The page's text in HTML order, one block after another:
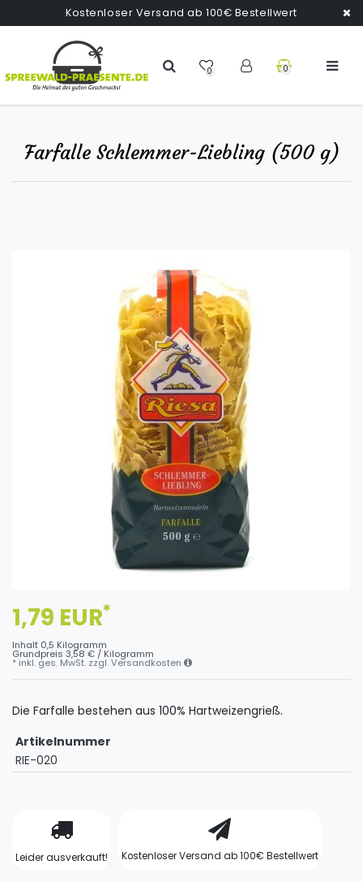
Kostenloser Versand ab 100€ Bestellwert
0 0
Farfalle Schlemmer-Liebling (500 g)
1,79 EUR*
Inhalt 0,5 Kilogramm
Grundpreis 3,58 € / Kilogramm
* inkl. ges. MwSt. zzgl.Versandkosten
Die Farfalle bestehen aus 100% Hartweizengrieß.
Artikelnummer
RIE-020
Leider ausverkauft! Kostenloser Versand ab 100€ Bestellwert